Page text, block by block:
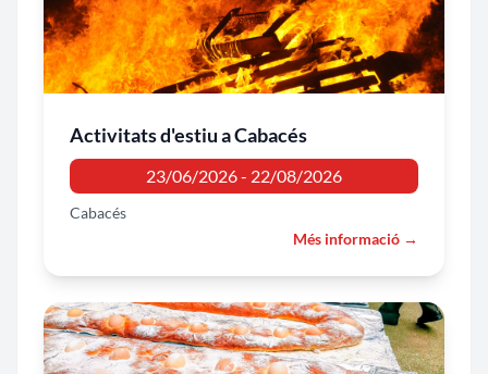
Activitats d'estiu a Cabacés
23/06/2026 - 22/08/2026
Cabacés
Més informació →